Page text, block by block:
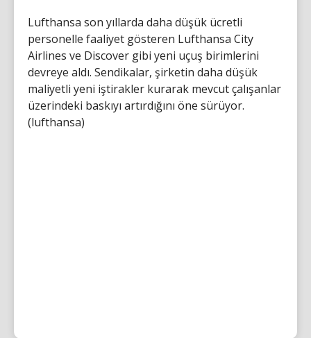
Lufthansa son yıllarda daha düşük ücretli
personelle faaliyet gösteren Lufthansa City
Airlines ve Discover gibi yeni uçuş birimlerini
devreye aldı. Sendikalar, şirketin daha düşük
maliyetli yeni iştirakler kurarak mevcut çalışanlar
üzerindeki baskıyı artırdığını öne sürüyor.
(lufthansa)